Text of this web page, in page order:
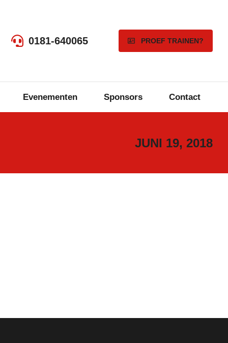
0181-640065 PROEF TRAINEN?
Evenementen Sponsors Contact
JUNI 19, 2018